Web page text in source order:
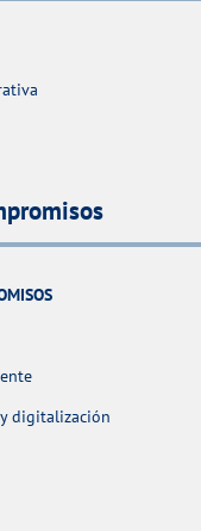
digitalización